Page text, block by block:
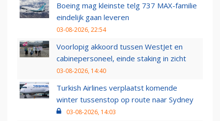
Boeing mag kleinste telg 737 MAX-familie
eindelijk gaan leveren
03-08-2026, 22:54
Voorlopig akkoord tussen WestJet en
cabinepersoneel, einde staking in zicht
03-08-2026, 14:40
Turkish Airlines verplaatst komende
winter tussenstop op route naar Sydney
03-08-2026, 14:03